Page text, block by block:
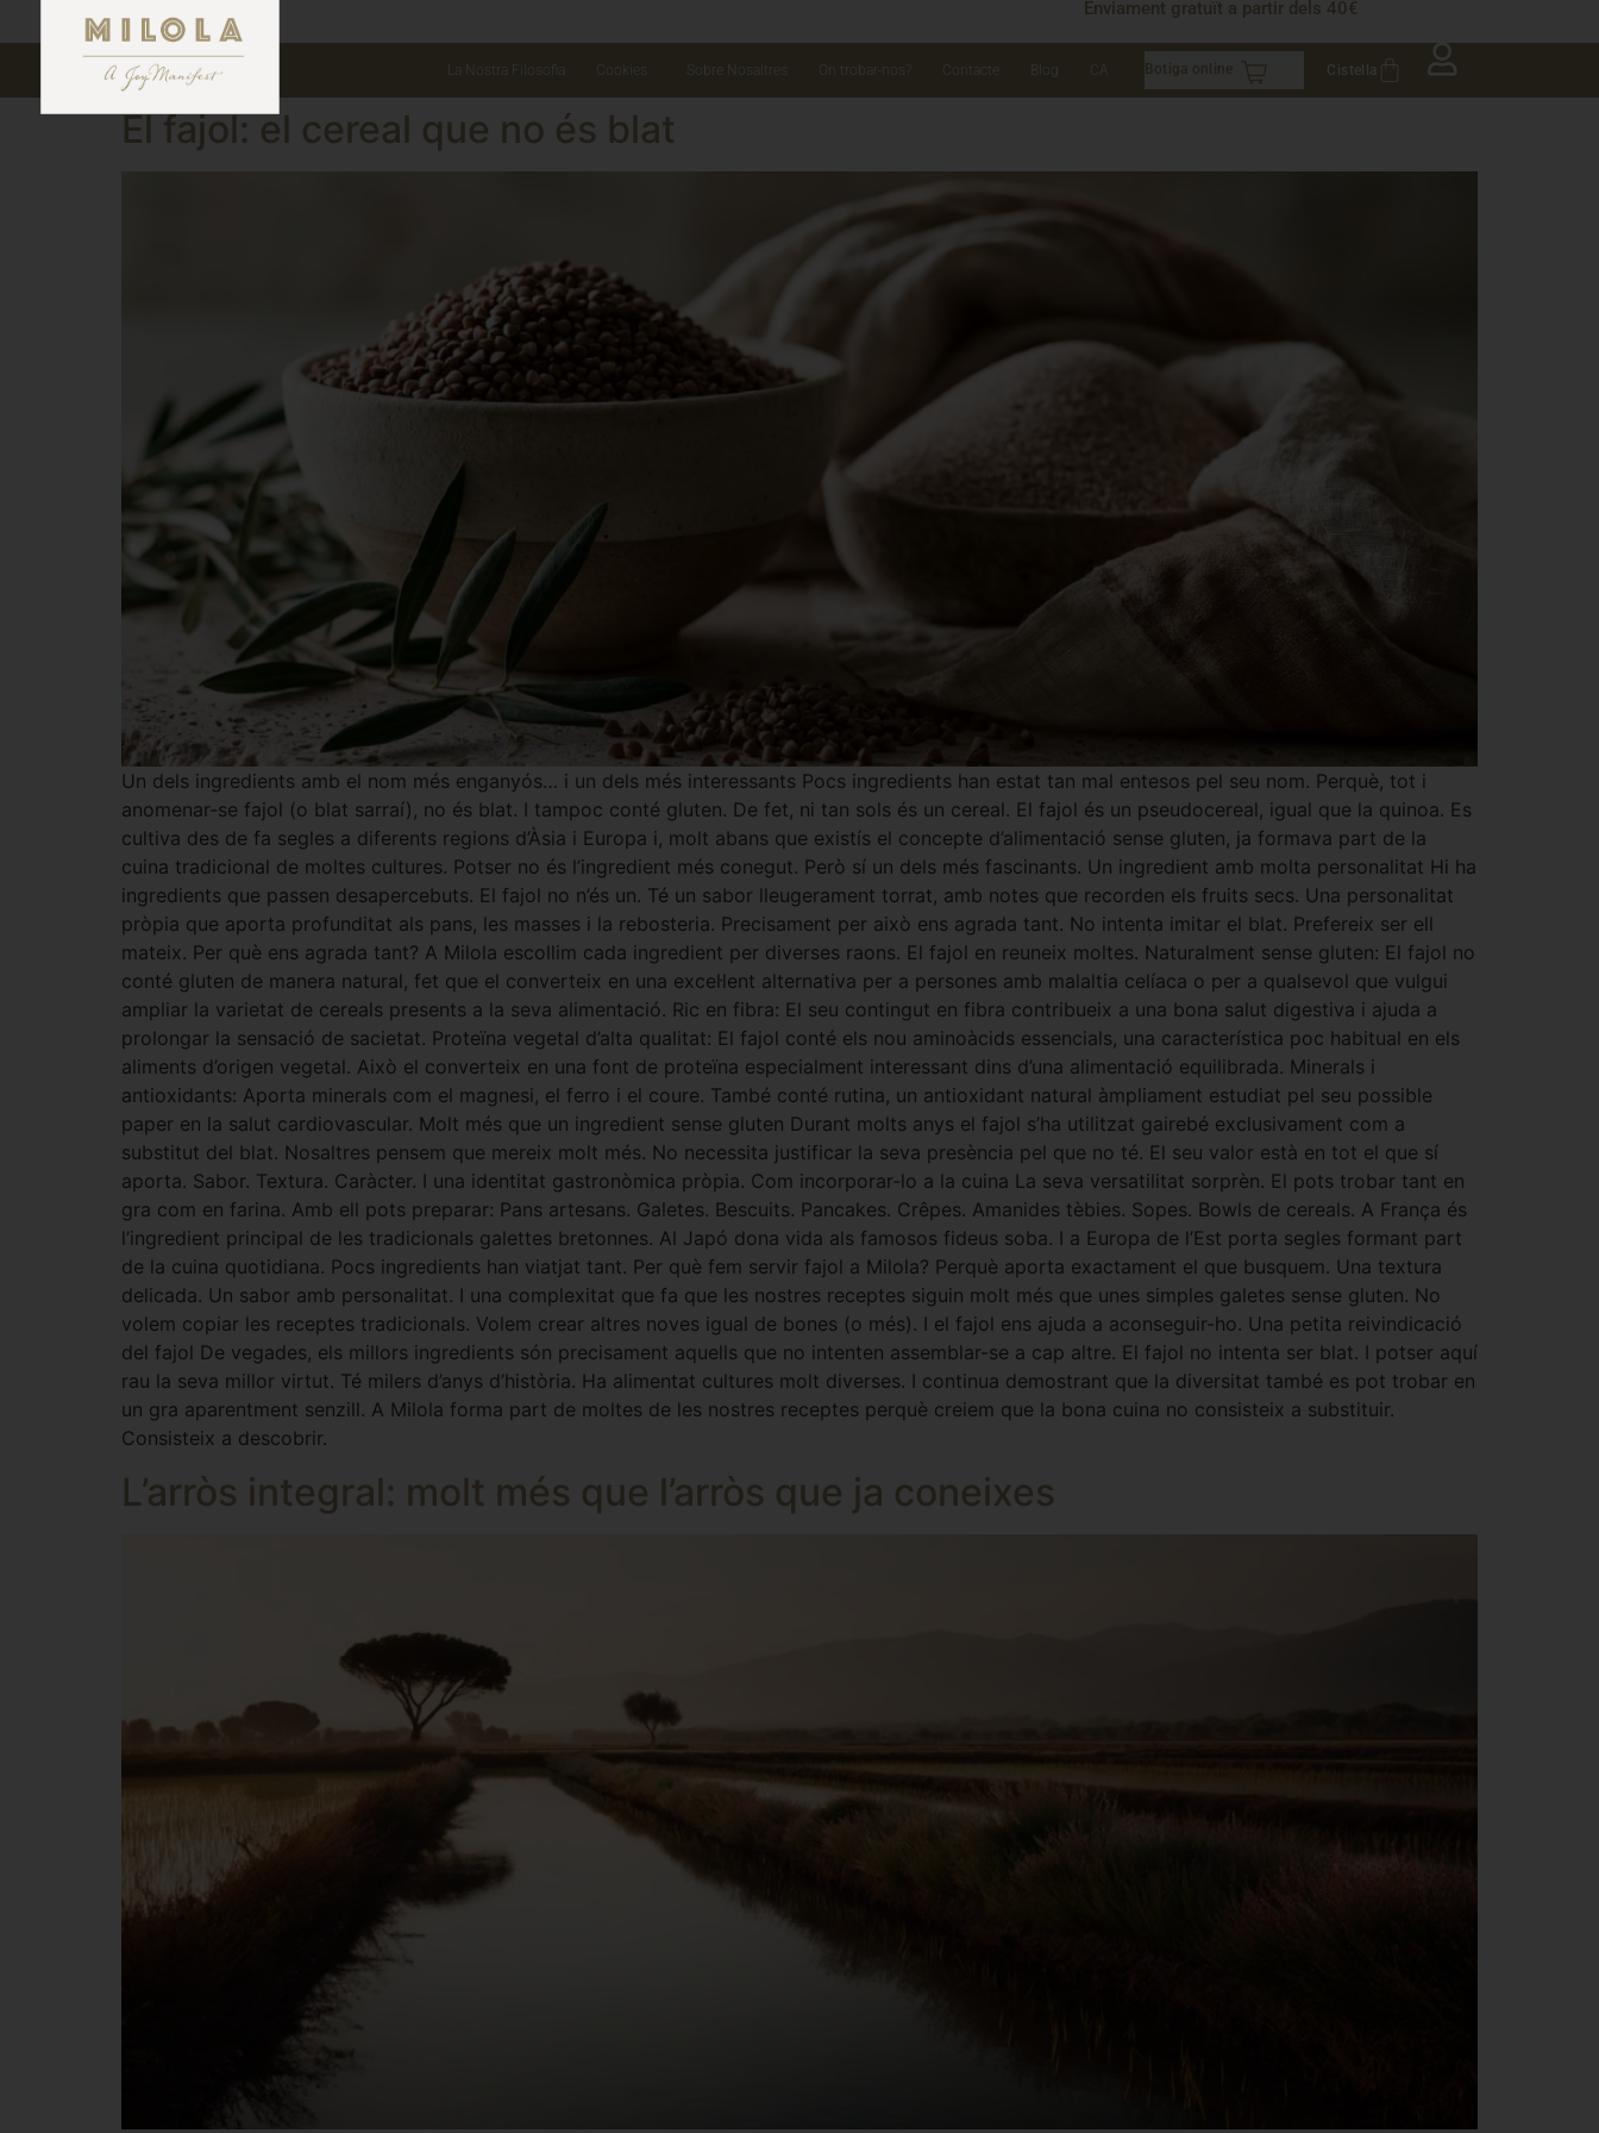
Enviament gratuït a partir dels 40€
La Nostra Filosofia Cookies Sobre Nosaltres On trobar-nos? Contacte Blog CA Cistella
El fajol: el cereal que no és blat
Un dels ingredients amb el nom més enganyós… i un dels més interessants Pocs ingredients han estat tan mal entesos pel seu nom. Perquè, tot i
anomenar-se fajol (o blat sarraí), no és blat. I tampoc conté gluten. De fet, ni tan sols és un cereal. El fajol és un pseudocereal, igual que la quinoa. Es
cultiva des de fa segles a diferents regions d’Àsia i Europa i, molt abans que existís el concepte d’alimentació sense gluten, ja formava part de la
cuina tradicional de moltes cultures. Potser no és l’ingredient més conegut. Però sí un dels més fascinants. Un ingredient amb molta personalitat Hi ha
ingredients que passen desapercebuts. El fajol no n’és un. Té un sabor lleugerament torrat, amb notes que recorden els fruits secs. Una personalitat
pròpia que aporta profunditat als pans, les masses i la rebosteria. Precisament per això ens agrada tant. No intenta imitar el blat. Prefereix ser ell
mateix. Per què ens agrada tant? A Milola escollim cada ingredient per diverses raons. El fajol en reuneix moltes. Naturalment sense gluten: El fajol no
conté gluten de manera natural, fet que el converteix en una excel·lent alternativa per a persones amb malaltia celíaca o per a qualsevol que vulgui
ampliar la varietat de cereals presents a la seva alimentació. Ric en fibra: El seu contingut en fibra contribueix a una bona salut digestiva i ajuda a
prolongar la sensació de sacietat. Proteïna vegetal d’alta qualitat: El fajol conté els nou aminoàcids essencials, una característica poc habitual en els
aliments d’origen vegetal. Això el converteix en una font de proteïna especialment interessant dins d’una alimentació equilibrada. Minerals i
antioxidants: Aporta minerals com el magnesi, el ferro i el coure. També conté rutina, un antioxidant natural àmpliament estudiat pel seu possible
paper en la salut cardiovascular. Molt més que un ingredient sense gluten Durant molts anys el fajol s’ha utilitzat gairebé exclusivament com a
substitut del blat. Nosaltres pensem que mereix molt més. No necessita justificar la seva presència pel que no té. El seu valor està en tot el que sí
aporta. Sabor. Textura. Caràcter. I una identitat gastronòmica pròpia. Com incorporar-lo a la cuina La seva versatilitat sorprèn. El pots trobar tant en
gra com en farina. Amb ell pots preparar: Pans artesans. Galetes. Bescuits. Pancakes. Crêpes. Amanides tèbies. Sopes. Bowls de cereals. A França és
l’ingredient principal de les tradicionals galettes bretonnes. Al Japó dona vida als famosos fideus soba. I a Europa de l’Est porta segles formant part
de la cuina quotidiana. Pocs ingredients han viatjat tant. Per què fem servir fajol a Milola? Perquè aporta exactament el que busquem. Una textura
delicada. Un sabor amb personalitat. I una complexitat que fa que les nostres receptes siguin molt més que unes simples galetes sense gluten. No
volem copiar les receptes tradicionals. Volem crear altres noves igual de bones (o més). I el fajol ens ajuda a aconseguir-ho. Una petita reivindicació
del fajol De vegades, els millors ingredients són precisament aquells que no intenten assemblar-se a cap altre. El fajol no intenta ser blat. I potser aquí
rau la seva millor virtut. Té milers d’anys d’història. Ha alimentat cultures molt diverses. I continua demostrant que la diversitat també es pot trobar en
un gra aparentment senzill. A Milola forma part de moltes de les nostres receptes perquè creiem que la bona cuina no consisteix a substituir.
Consisteix a descobrir.
L’arròs integral: molt més que l’arròs que ja coneixes